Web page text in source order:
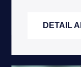
DETAIL